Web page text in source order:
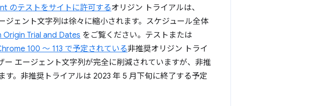
のテストをサイトに許可するオリジン トライアルは、
ジェント文字列は徐々に縮小されます。スケジュール全体
Trial and Dates をご覧ください。テストまたは
100 ～ 113 で予定されている非推奨オリジン トライ
エージェント文字列が完全に削減されていますが、非推
。非推奨トライアルは 2023 年 5 月下旬に終了する予定